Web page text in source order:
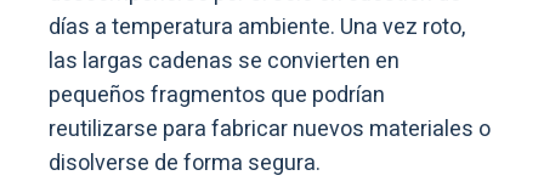
días a temperatura ambiente. Una vez roto,
las largas cadenas se convierten en
pequeños fragmentos que podrían
reutilizarse para fabricar nuevos materiales o
disolverse de forma segura.